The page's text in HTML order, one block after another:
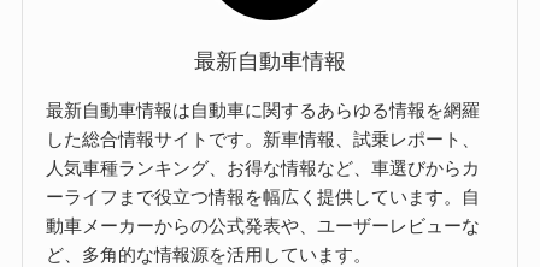
最新自動車情報
最新自動車情報は自動車に関するあらゆる情報を網羅
した総合情報サイトです。新車情報、試乗レポート、
人気車種ランキング、お得な情報など、車選びからカ
ーライフまで役立つ情報を幅広く提供しています。自
動車メーカーからの公式発表や、ユーザーレビューな
ど、多角的な情報源を活用しています。